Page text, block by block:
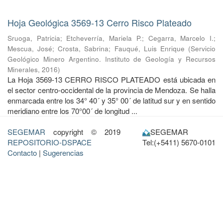
Hoja Geológica 3569-13 Cerro Risco Plateado
Sruoga, Patricia; Etcheverría, Mariela P.; Cegarra, Marcelo I.;
Mescua, José;Crosta, Sabrina; Fauqué, Luis Enrique (Servicio
Geológico Minero Argentino. Instituto de Geología y Recursos
Minerales, 2016)
La Hoja 3569-13 CERRO RISCO PLATEADO está ubicada en
el sector centro-occidental de la provincia de Mendoza. Se halla
enmarcada entre los 34° 40´ y 35° 00´ de latitud sur y en sentido
meridiano entre los 70°00´ de longitud ...
SEGEMAR copyright © 2019
REPOSITORIO-DSPACE
Contacto | Sugerencias
SEGEMAR
Tel:(+5411) 5670-0101